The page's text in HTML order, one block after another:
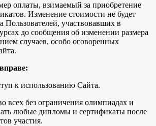
оплаты, взимаемый за приобретение
Изменение стоимости не будет
Пользователей, участвовавших в
до сообщения об изменении размера
случаев, особо оговоренных
к использованию Сайта.
всех без ограничения олимпиадах и
любые дипломы и сертификаты после
участия.